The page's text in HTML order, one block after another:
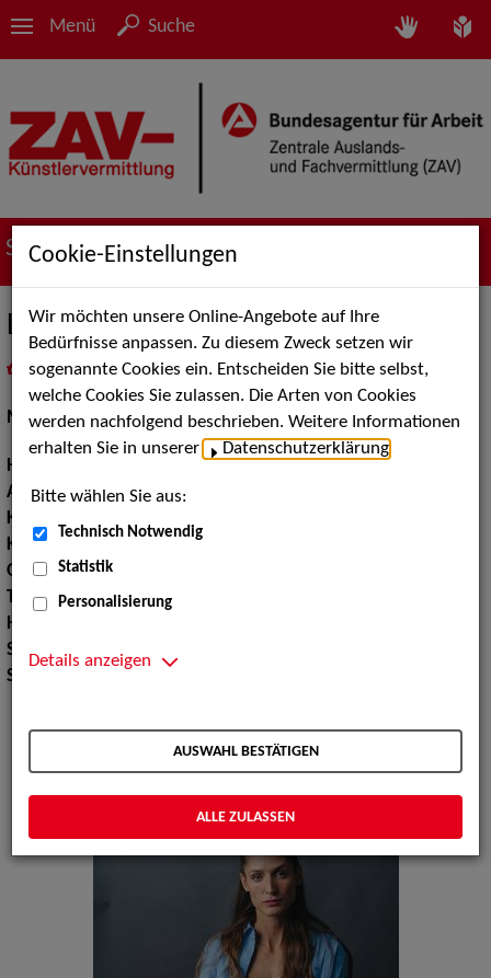
Menü Suche
Suche nach Künstler*innen
Leyla M.
als PDF speichern
inMeine Merklistelegen
Models / Werbung:Fotomodell, Mannequin
Haarfarbe:
Augenfarbe:grün, grün
Körpergröße:
Konfektionsgröße:
36 38
Oberweite:85
Taille:
65
Hüfte:
Schuhgröße:
40
Specials:
Cookie-Einstellungen
Wir möchten unsere Online-Angebote auf Ihre
Bedürfnisse anpassen. Zu diesem Zweck setzen wir
sogenannte Cookies ein. Entscheiden Sie bitte selbst,
welche Cookies Sie zulassen. Die Arten von Cookies
werden nachfolgend beschrieben. Weitere Informationen
erhalten Sie in unserer
Datenschutzerklärung
Bitte wählen Sie aus:
Technisch Notwendig
Statistik
Personalisierung
Details anzeigen
AUSWAHL BESTÄTIGEN
ALLE ZULASSEN